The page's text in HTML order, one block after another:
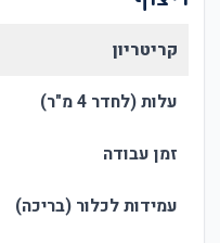
קריטריון
עלות (לחדר 4 מ"ר)
זמן עבודה
עמידות לכלור (בריכה)